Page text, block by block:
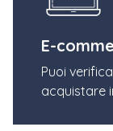
E-
Puoi
acquistare